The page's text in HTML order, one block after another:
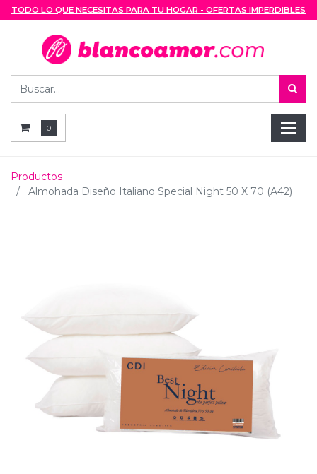
TODO LO QUE NECESITAS PARA TU HOGAR - OFERTAS IMPERDIBLES
0
Productos
Almohada Diseño Italiano Special Night 50 X 70 (A42)